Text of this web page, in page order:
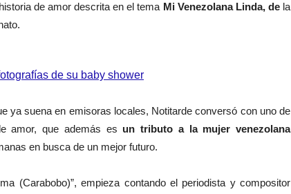
de amor descrita en el tema Mi Venezolana Linda, dela
de su baby shower
ya suena en emisoras locales, Notitarde conversó con uno de
amor, que además es un tributo a la mujer venezolana
en busca de un mejor futuro.
(Carabobo)”, empieza contando el periodista y compositor